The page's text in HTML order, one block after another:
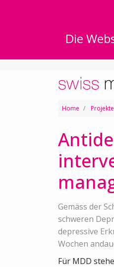
Die
Home
Gemäss der
schweren
depressive
Wochen
Für MDD